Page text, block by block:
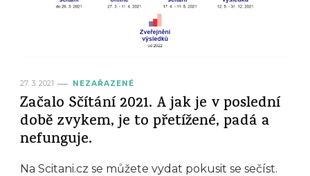
27. 3. 2021 NEZAŘAZENÉ
Začalo Sčítání 2021. A jak je v poslední
době zvykem, je to přetížené, padá a
nefunguje.
Na Scitani.cz se můžete vydat pokusit se sečíst.